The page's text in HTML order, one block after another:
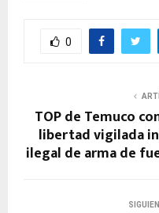
0
TOP de Temuco
libertad vigilada
ilegal de arma de